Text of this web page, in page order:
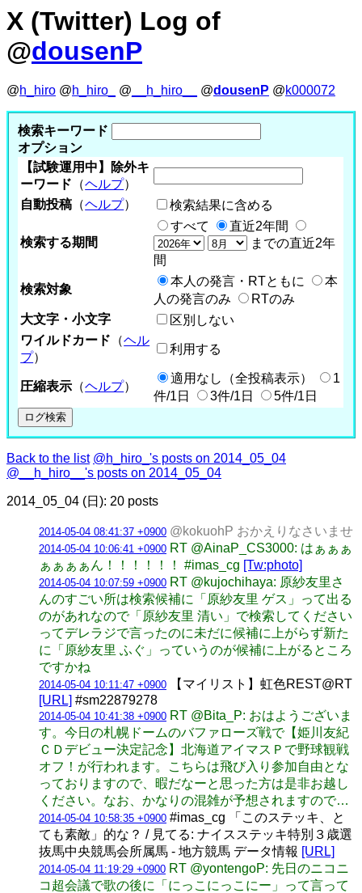
X (Twitter) Log of
@dousenP
@h_hiro @h_hiro_ @ __h_hiro__ @dousenP @k000072
検索キーワード
オプション
【試験運用中】除外キ
ーワード （ヘルプ）
自動投稿 （ヘルプ） 検索結果に含める
検索する期間
すべて
直近2年間
までの直近2年
間
検索対象
本人の発言・RTともに
本
人の発言のみ
RTのみ
大文字・小文字
区別しない
ワイルドカード （ヘル
プ）
利用する
圧縮表示 （ヘルプ）
適用なし（全投稿表示）
1
件/1日
3件/1日 5件/1日
Back to the list @h_hiro_'s posts on 2014_05_04
@__h_hiro__'s posts on 2014_05_04
2014_05_04 (日): 20 posts
2014-05-04 08:41:37 +0900 @kokuohP おかえりなさいませ
2014-05-04 10:06:41 +0900 RT @AinaP_CS3000: はぁぁぁ
ぁぁぁぁん！！！！！！ #imas_cg [Tw:photo]
2014-05-04 10:07:59 +0900 RT @kujochihaya: 原紗友里さ
んのすごい所は検索候補に「原紗友里 ゲス」って出る
のがあれなので「原紗友里 清い」で検索してください
ってデレラジで言ったのに未だに候補に上がらず新た
に「原紗友里 ふぐ」っていうのが候補に上がるところ
ですかね
2014-05-04 10:11:47 +0900 【マイリスト】虹色REST@RT
[URL] #sm22879278
2014-05-04 10:41:38 +0900 RT @Bita_P: おはようございま
す。今日の札幌ドームのバファローズ戦で【姫川友紀
ＣＤデビュー決定記念】北海道アイマスＰで野球観戦
オフ！が行われます。こちらは飛び入り参加自由とな
っておりますので、暇だなーと思った方は是非お越し
ください。なお、かなりの混雑が予想されますので…
2014-05-04 10:58:35 +0900 #imas_cg 「このステッキ、と
ても素敵」的な？ / 見てる: ナイスステッキ特別３歳選
抜馬中央競馬会所属馬 - 地方競馬 データ情報 [URL]
2014-05-04 11:19:29 +0900 RT @yontengoP: 先日のニコニ
コ超会議で歌の後に「にっこにっこにー」って言って